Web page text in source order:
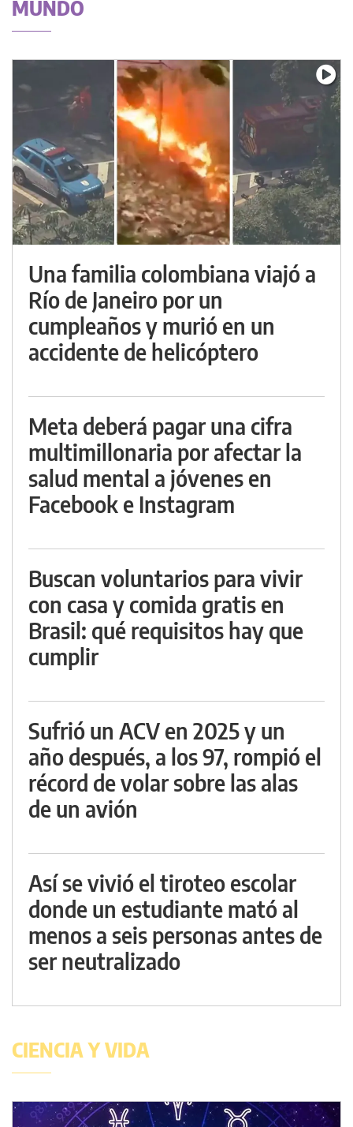
MUNDO
Una familia colombiana viajó a
Río de Janeiro por un
cumpleaños y murió en un
accidente de helicóptero
Meta deberá pagar una cifra
multimillonaria por afectar la
salud mental a jóvenes en
Facebook e Instagram
Buscan voluntarios para vivir
con casa y comida gratis en
Brasil: qué requisitos hay que
cumplir
Sufrió un ACV en 2025 y un
año después, a los 97, rompió el
récord de volar sobre las alas
de un avión
Así se vivió el tiroteo escolar
donde un estudiante mató al
menos a seis personas antes de
ser neutralizado
CIENCIA Y VIDA